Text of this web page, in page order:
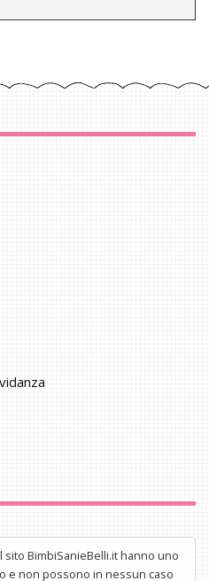
BimbiSanieBelli.it hanno uno
e non possono in nessun caso